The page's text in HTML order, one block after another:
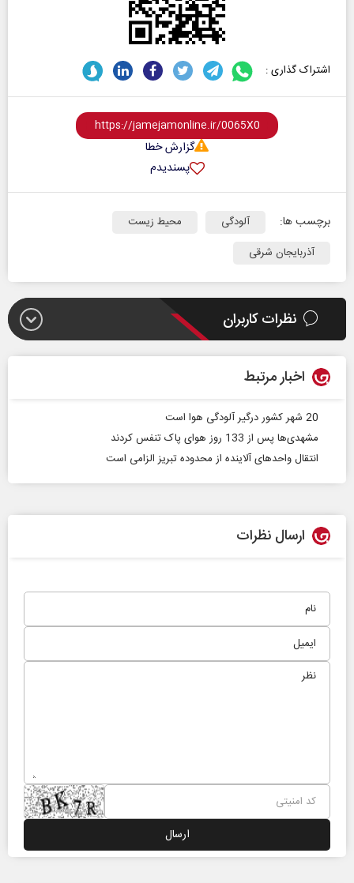
اشتراک گذاری :
گزارش خطا
پسندیدم
برچسب ها: آلودگی
محیط زیست
آذربایجان شرقی
نظرات کاربران
اخبار مرتبط
20 شهر کشور درگیر آلودگی هوا است
مشهدی‌ها پس از 133 روز هوای پاک تنفس کردند
انتقال واحدهای آلاینده از محدوده تبریز الزامی است
ارسال نظرات